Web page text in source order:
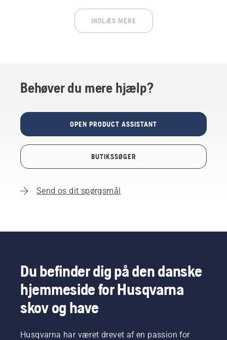
INDLÆS MERE
Behøver du mere hjælp?
OPEN PRODUCT ASSISTANT
BUTIKSSØGER
Send os dit spørgsmål
Du befinder dig på den danske
hjemmeside for Husqvarna
skov og have
Husqvarna har været drevet af en passion for